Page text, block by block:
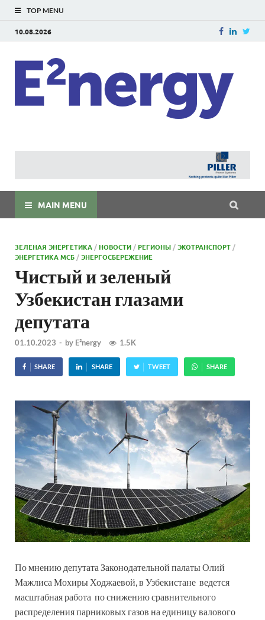
TOP MENU
10.08.2026
MAIN MENU
ЗЕЛЕНАЯ ЭНЕРГЕТИКА /НОВОСТИ /РЕГИОНЫ /ЭКОТРАНСПОРТ /
ЭНЕРГЕТИКА МСБ /ЭНЕРГОСБЕРЕЖЕНИЕ
Чистый и зеленый
Узбекистан глазами
депутата
01.10.2023 - by E²nergy 1.5K
SHARE SHARE TWEET SHARE
По мнению депутата Законодательной палаты Олий
Мажлиса Мохиры Ходжаевой, в Узбекистане ведется
масштабная работа по снижению сравнительного
распределения парниковых газов на единицу валового